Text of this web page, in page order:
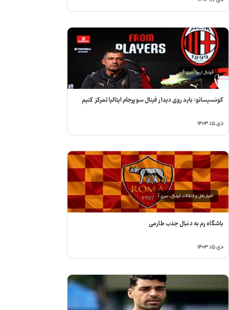
فوتبال اروپا,سری آ
کونسیسائو: باید روی دیدار فینال سوپر‌جام ایتالیا تمرکز کنیم
دی ۱۵, ۱۴۰۳
اخبار نقل و انتقالات فوتبال,سری آ
باشگاه رم به دنبال جذب طارمی
دی ۱۵, ۱۴۰۳